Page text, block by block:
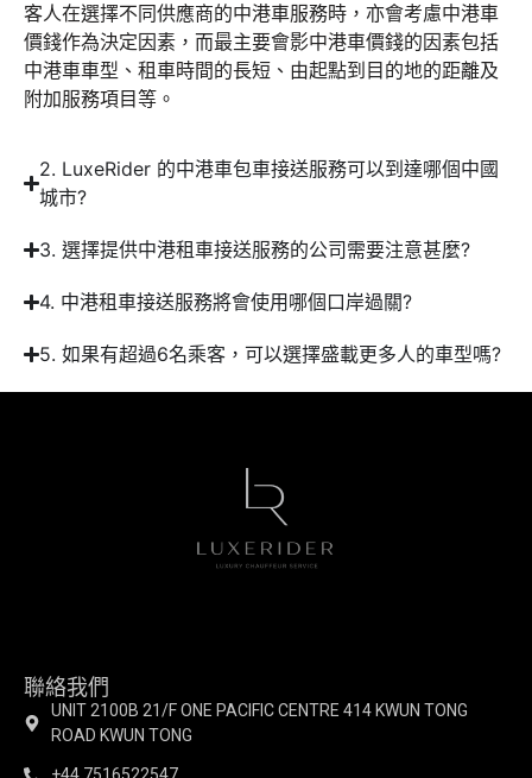
客人在選擇不同供應商的中港車服務時，亦會考慮中港車
價錢作為決定因素，而最主要會影中港車價錢的因素包括
中港車車型、租車時間的長短、由起點到目的地的距離及
附加服務項目等。
2. LuxeRider 的中港車包車接送服務可以到達哪個中國
城市?
3. 選擇提供中港租車接送服務的公司需要注意甚麼?
4. 中港租車接送服務將會使用哪個口岸過關?
5. 如果有超過6名乘客，可以選擇盛載更多人的車型嗎?
聯絡我們
UNIT 2100B 21/F ONE PACIFIC CENTRE 414 KWUN TONG
ROAD KWUN TONG